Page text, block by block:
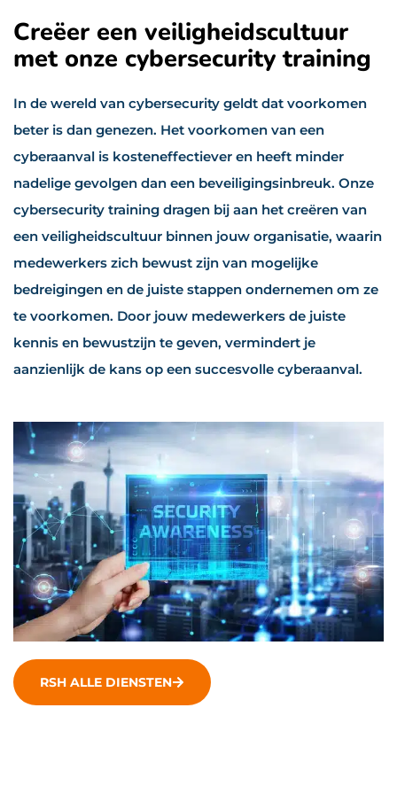
Creëer een veiligheidscultuur
met onze cybersecurity training
In de wereld van cybersecurity geldt dat voorkomen
beter is dan genezen. Het voorkomen van een
cyberaanval is kosteneffectiever en heeft minder
nadelige gevolgen dan een beveiligingsinbreuk. Onze
cybersecurity training dragen bij aan het creëren van
een veiligheidscultuur binnen jouw organisatie, waarin
medewerkers zich bewust zijn van mogelijke
bedreigingen en de juiste stappen ondernemen om ze
te voorkomen. Door jouw medewerkers de juiste
kennis en bewustzijn te geven, vermindert je
aanzienlijk de kans op een succesvolle cyberaanval.
RSH ALLE DIENSTEN